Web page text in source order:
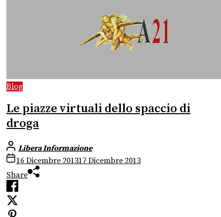
Blog
Le piazze virtuali dello spaccio di
droga
Libera Informazione
16 Dicembre 201317 Dicembre 2013
Share